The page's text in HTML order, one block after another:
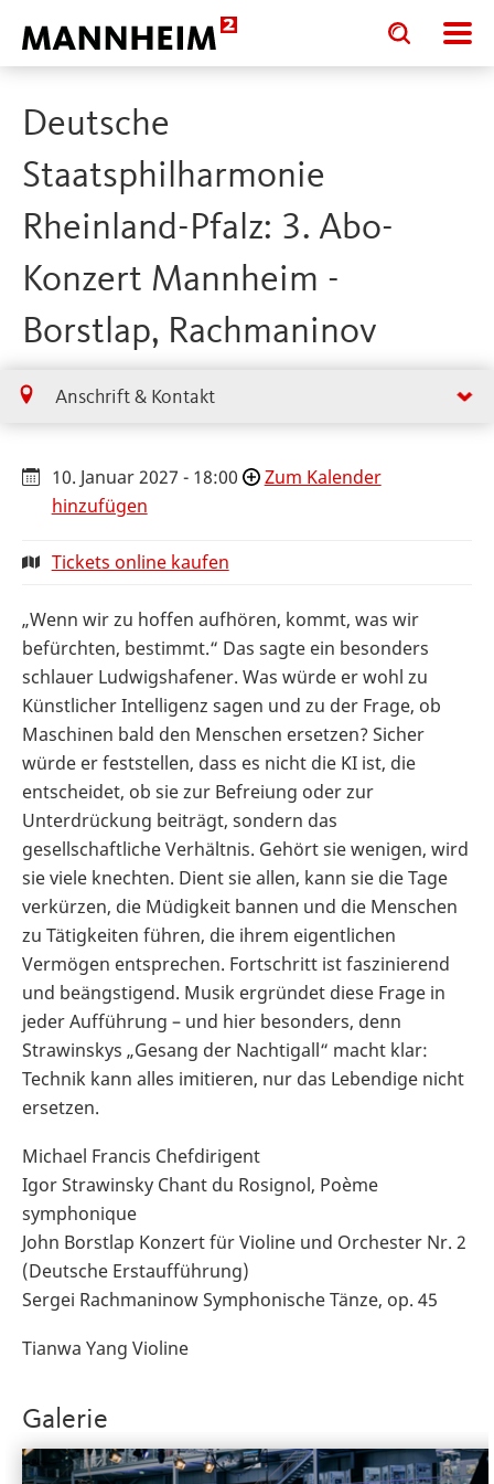
Toggle
search
input
Toggle
search
input
Deutsche
Staatsphilharmonie
Rheinland-Pfalz: 3. Abo-
Konzert Mannheim -
Borstlap, Rachmaninov
Anschrift & Kontakt
10. Januar 2027 - 18:00
Zum Kalender
hinzufügen
Tickets online kaufen
„Wenn wir zu hoffen aufhören, kommt, was wir
befürchten, bestimmt.“ Das sagte ein besonders
schlauer Ludwigshafener. Was würde er wohl zu
Künstlicher Intelligenz sagen und zu der Frage, ob
Maschinen bald den Menschen ersetzen? Sicher
würde er feststellen, dass es nicht die KI ist, die
entscheidet, ob sie zur Befreiung oder zur
Unterdrückung beiträgt, sondern das
gesellschaftliche Verhältnis. Gehört sie wenigen, wird
sie viele knechten. Dient sie allen, kann sie die Tage
verkürzen, die Müdigkeit bannen und die Menschen
zu Tätigkeiten führen, die ihrem eigentlichen
Vermögen entsprechen. Fortschritt ist faszinierend
und beängstigend. Musik ergründet diese Frage in
jeder Aufführung – und hier besonders, denn
Strawinskys „Gesang der Nachtigall“ macht klar:
Technik kann alles imitieren, nur das Lebendige nicht
ersetzen.
Michael Francis Chefdirigent
Igor Strawinsky Chant du Rosignol, Poème
symphonique
John Borstlap Konzert für Violine und Orchester Nr. 2
(Deutsche Erstaufführung)
Sergei Rachmaninow Symphonische Tänze, op. 45
Tianwa Yang Violine
Galerie